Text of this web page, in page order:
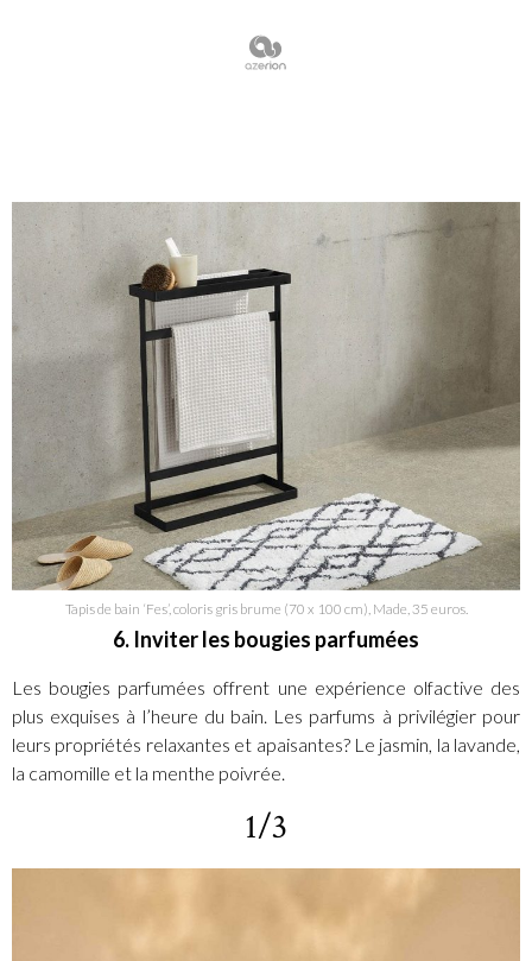
Tapis de bain ‘Fes’, coloris gris brume (70 x 100 cm), Made, 35 euros.
6. Inviter les bougies parfumées
Les bougies parfumées offrent une expérience olfactive des
plus exquises à l’heure du bain. Les parfums à privilégier pour
leurs propriétés relaxantes et apaisantes? Le jasmin, la lavande,
la camomille et la menthe poivrée.
1/3